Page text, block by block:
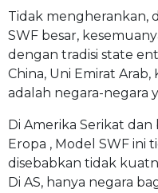
Tidak mengherankan,
SWF besar,
dengan tradisi state
China, Uni Emirat
adalah negara-negara
Di Amerika Serikat
Eropa , Model SWF
disebabkan tidak
Di AS, hanya negara